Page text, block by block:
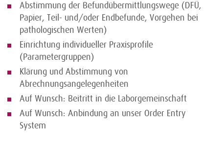
Abstimmung der Befundübermittlungswege (DFÜ,
Papier, Teil- und/oder Endbefunde, Vorgehen bei
pathologischen Werten)
Einrichtung individueller Praxisprofile
(Parametergruppen)
Klärung und Abstimmung von
Abrechnungsangelegenheiten
Auf Wunsch: Beitritt in die Laborgemeinschaft
Auf Wunsch: Anbindung an unser Order Entry
System